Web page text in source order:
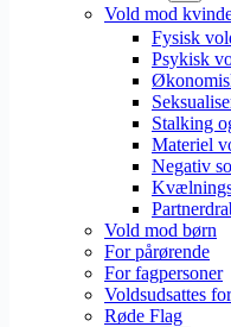
Vold mod
Fysisk
Psykisk
Stalking
Materiel
Negativ
Vold mod børn
For pårørende
For fagpersoner
Voldsudsattes
Røde Flag